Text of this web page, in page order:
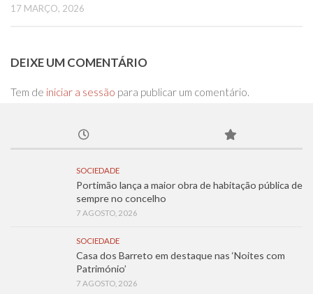
17 MARÇO, 2026
DEIXE UM COMENTÁRIO
Tem de iniciar a sessão para publicar um comentário.
SOCIEDADE
Portimão lança a maior obra de habitação pública de
sempre no concelho
7 AGOSTO, 2026
SOCIEDADE
Casa dos Barreto em destaque nas ‘Noites com
Património’
7 AGOSTO, 2026